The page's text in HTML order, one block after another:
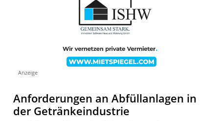
Anzeige
Anforderungen an Abfüllanlagen in
der Getränkeindustrie